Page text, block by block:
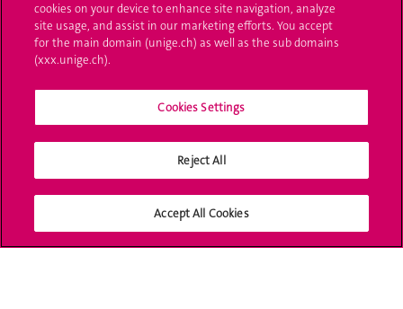
UNIGE Mobile
Médias
Offres d'emploi
Bibliothèque
Médias sociaux UNIGE
cookies on your device to enhance site navigation, analyze
site usage, and assist in our marketing efforts. You accept
for the main domain (unige.ch) as well as the sub domains
(xxx.unige.ch).
Cookies Settings
Reject All
Accept All Cookies